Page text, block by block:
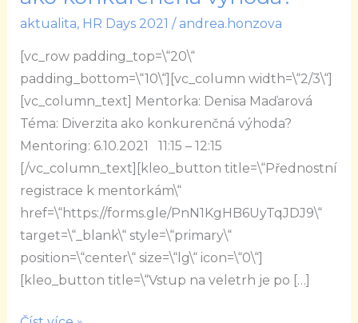
aktualita, HR Days 2021 / andrea.honzova
[vc_row padding_top=\“20\“
padding_bottom=\“10\“][vc_column width=\“2/3\“]
[vc_column_text] Mentorka: Denisa Maďarová
Téma: Diverzita ako konkurenčná výhoda?
Mentoring: 6.10.2021 11:15 – 12:15
[/vc_column_text][kleo_button title=\“Přednostní
registrace k mentorkám\“
href=\“https://forms.gle/PnN1KgHB6UyTqJDJ9\“
target=\“_blank\“ style=\“primary\“
position=\“center\“ size=\“lg\“ icon=\“0\“]
[kleo_button title=\“Vstup na veletrh je po […]
konkurenčná
výhoda?